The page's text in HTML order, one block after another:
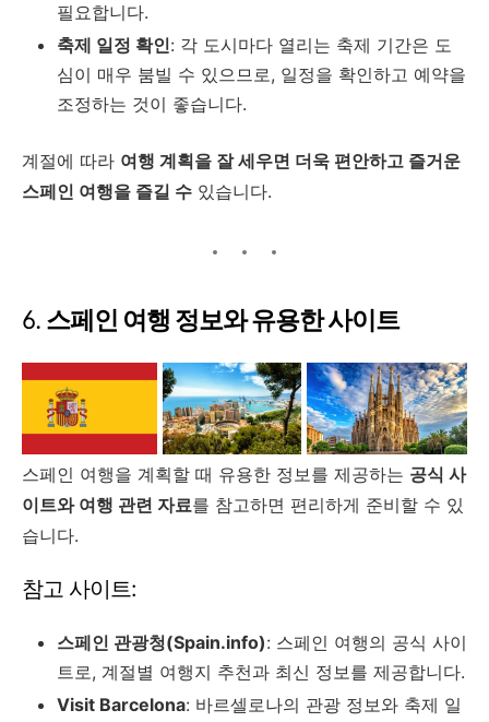
필요합니다.
축제 일정 확인: 각 도시마다 열리는 축제 기간은 도
심이 매우 붐빌 수 있으므로, 일정을 확인하고 예약을
조정하는 것이 좋습니다.
계절에 따라 여행 계획을 잘 세우면 더욱 편안하고 즐거운
스페인 여행을 즐길 수 있습니다.
6. 스페인 여행 정보와 유용한 사이트
스페인 여행을 계획할 때 유용한 정보를 제공하는 공식 사
이트와 여행 관련 자료를 참고하면 편리하게 준비할 수 있
습니다.
참고 사이트:
스페인 관광청(Spain.info): 스페인 여행의 공식 사이
트로, 계절별 여행지 추천과 최신 정보를 제공합니다.
Visit Barcelona: 바르셀로나의 관광 정보와 축제 일